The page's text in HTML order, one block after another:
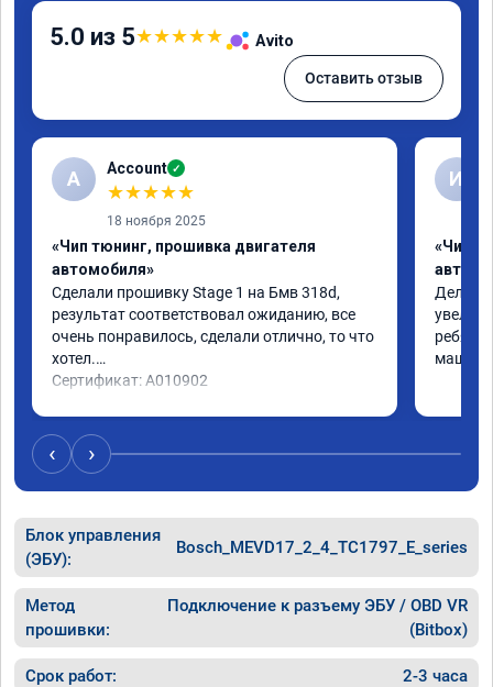
5.0 из 5★★★★★ Avito
Оставить отзыв
A Account ✓
★★★★★
18 ноября 2025
«Чип тюнинг, прошивка двигателя
автомобиля»
Сделали прошивку Stage 1 на Бмв 318d,
результат соответствовал ожиданию, все
очень понравилось, сделали отлично, то что
хотел.
Сертификат: A010902
И
«Чип
Делали
ребята
машина
‹ ›
Блок управления
(ЭБУ):
Bosch_MEVD17_2_4_TC1797_E_series
Метод
прошивки:
Подключение к разъему ЭБУ / OBD VR
(Bitbox)
Срок работ: 2-3 часа